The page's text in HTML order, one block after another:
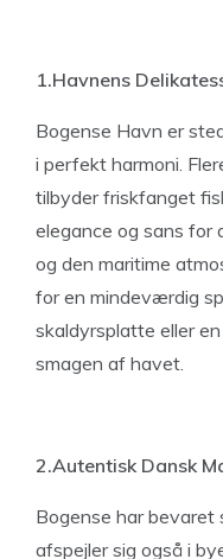
1.Havnens
Bogense Havn er
i perfekt harmoni.
tilbyder friskfanget
elegance og sans for
og den maritime
for en mindeværdig
skaldyrsplatte eller
smagen af havet.
2.Autentisk Dansk
Bogense har bevaret
afspejler sig også i